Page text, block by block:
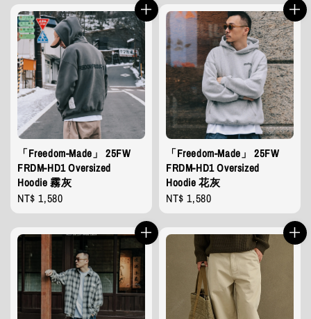
「Freedom-Made」 25FW
FRDM-HD1 Oversized
Hoodie 霧灰
Regular
price
NT$ 1,580
「Freedom-Made」 25FW
FRDM-HD1 Oversized
Hoodie 花灰
Regular
price
NT$ 1,580